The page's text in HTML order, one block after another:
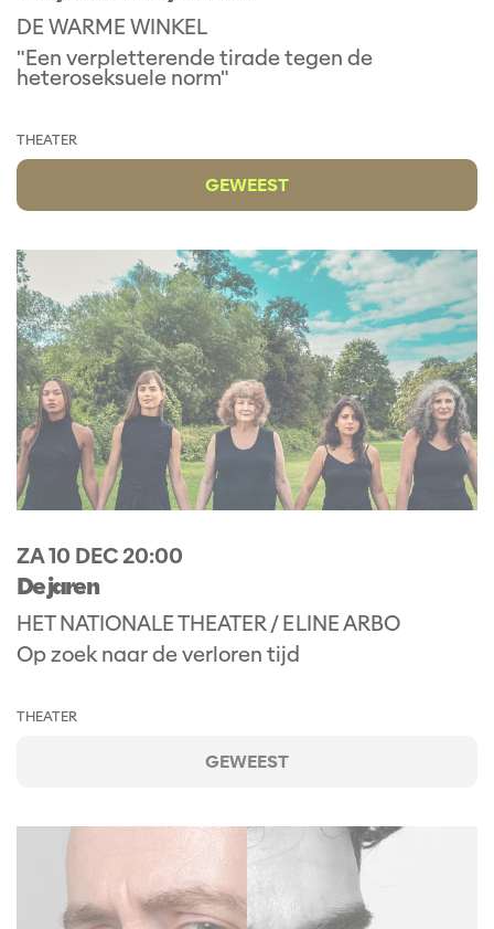
DE WARME WINKEL
"Een verpletterende tirade tegen de
heteroseksuele norm"
THEATER
GEWEEST
De jaren
HET NATIONALE THEATER / ELINE ARBO
ZA 10 DEC20:00
Op zoek naar de verloren tijd
THEATER
GEWEEST